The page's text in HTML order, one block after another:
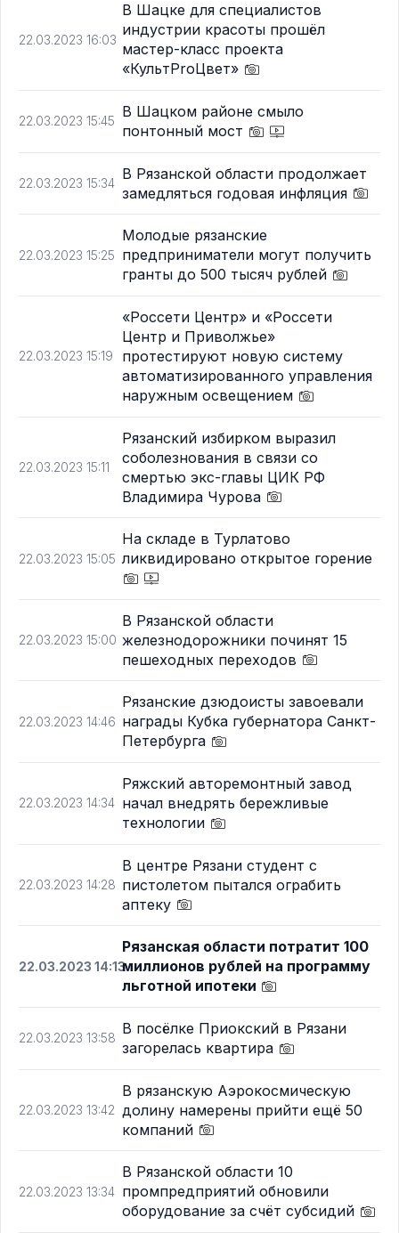
22.03.2023 16:03
В Шацке для специалистов
индустрии красоты прошёл
мастер-класс проекта
«КультProЦвет»
22.03.2023 15:45
В Шацком районе смыло
понтонный мост
22.03.2023 15:34
В Рязанской области продолжает
замедляться годовая инфляция
22.03.2023 15:25
Молодые рязанские
предприниматели могут получить
гранты до 500 тысяч рублей
22.03.2023 15:19
«Россети Центр» и «Россети
Центр и Приволжье»
протестируют новую систему
автоматизированного управления
наружным освещением
22.03.2023 15:11
Рязанский избирком выразил
соболезнования в связи со
смертью экс-главы ЦИК РФ
Владимира Чурова
22.03.2023 15:05
На складе в Турлатово
ликвидировано открытое горение
22.03.2023 15:00
В Рязанской области
железнодорожники починят 15
пешеходных переходов
22.03.2023 14:46
Рязанские дзюдоисты завоевали
награды Кубка губернатора Санкт-
Петербурга
22.03.2023 14:34
Ряжский авторемонтный завод
начал внедрять бережливые
технологии
22.03.2023 14:28
В центре Рязани студент с
пистолетом пытался ограбить
аптеку
22.03.2023 14:13
Рязанская области потратит 100
миллионов рублей на программу
льготной ипотеки
22.03.2023 13:58
В посёлке Приокский в Рязани
загорелась квартира
22.03.2023 13:42
В рязанскую Аэрокосмическую
долину намерены прийти ещё 50
компаний
22.03.2023 13:34
В Рязанской области 10
промпредприятий обновили
оборудование за счёт субсидий